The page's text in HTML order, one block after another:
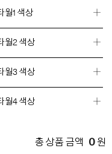
월1 색상
월2 색상
월3 색상
월4 색상
총 상품 금액 0 원